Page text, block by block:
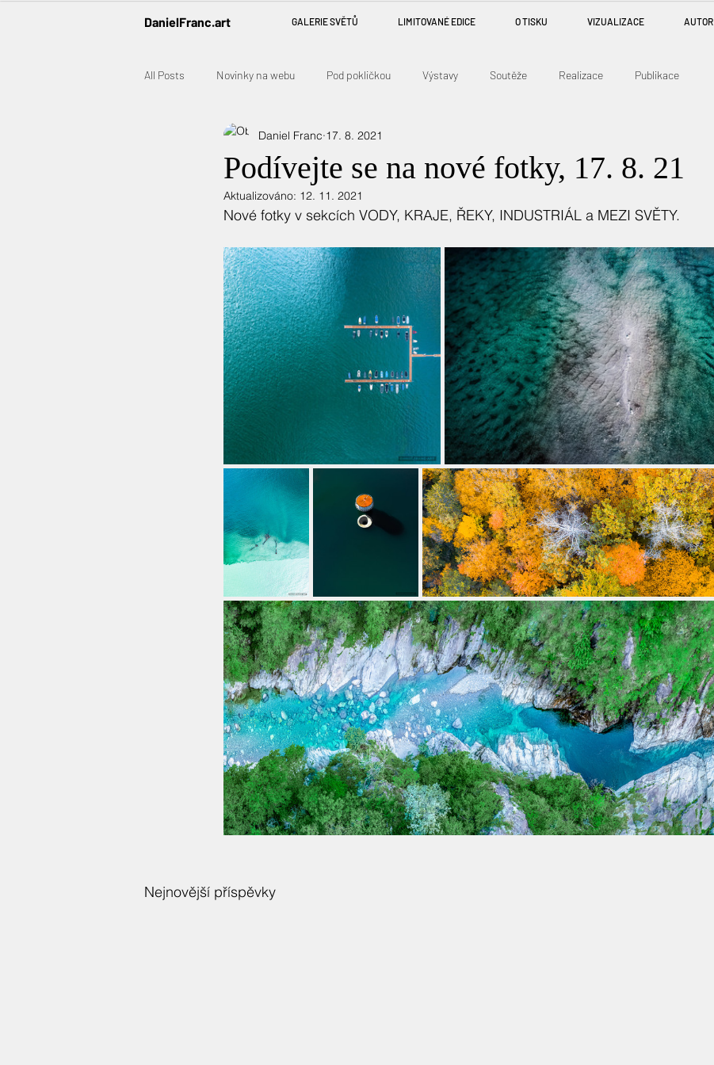
DanielFranc.art GALERIE SVĚTŮ LIMITOVANÉ EDICE O TISKU VIZUALIZACE AUTOR
All Posts Novinky na webu Pod pokličkou Výstavy Soutěže Realizace Publikace
Podívejte se na nové fotky, 17. 8. 21
Daniel Franc 17. 8. 2021
Aktualizováno: 12. 11. 2021
Nové fotky v sekcích VODY, KRAJE, ŘEKY, INDUSTRIÁL a MEZI SVĚTY.
Nejnovější příspěvky